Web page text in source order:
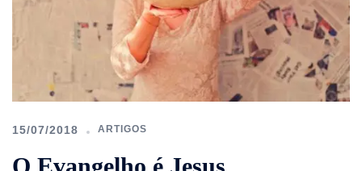
15/07/2018 ARTIGOS